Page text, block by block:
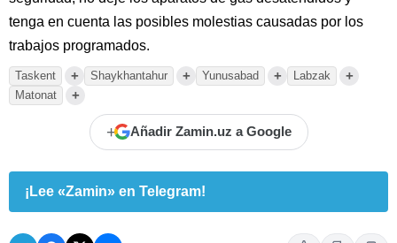
tenga en cuenta las posibles molestias causadas por los
trabajos programados.
Taskent + Shaykhantahur + Yunusabad + Labzak +
Matonat +
+ Añadir Zamin.uz a Google
¡Lee «Zamin» en Telegram!